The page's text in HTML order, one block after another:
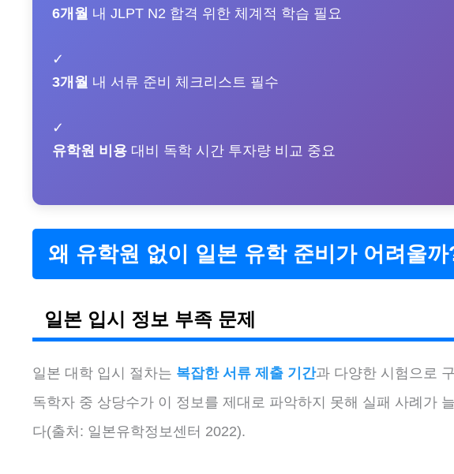
6개월 내 JLPT N2 합격 위한 체계적 학습 필요
✓
3개월 내 서류 준비 체크리스트 필수
✓
유학원 비용 대비 독학 시간 투자량 비교 중요
왜 유학원 없이 일본 유학 준비가 어려울
일본 입시 정보 부족 문제
일본 대학 입시 절차는 복잡한 서류 제출 기간과 다양한 시험으로
독학자 중 상당수가 이 정보를 제대로 파악하지 못해 실패 사례가
다(출처: 일본유학정보센터 2022).